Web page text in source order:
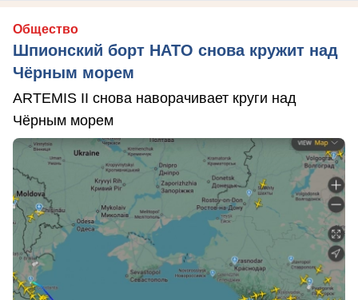
Общество
Шпионский борт НАТО снова кружит над
Чёрным морем
ARTEMIS II снова наворачивает круги над
Чёрным морем